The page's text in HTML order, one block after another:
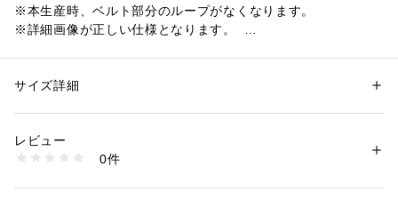
※本生産時、ベルト部分のループがなくなります。
※詳細画像が正しい仕様となります。
レイヤードされたようなスコートデザインでヘルシーさをプラ
【スタイリング】
同素材のジャケットと合わせてセットアップ風に着こなせば、
性別：レディース
素材：表地:ポリエステル100％ 裏地:ポリエステル100％
商品番号：
022560801201 （ショップ）
サイズ詳細
レビュー
0件